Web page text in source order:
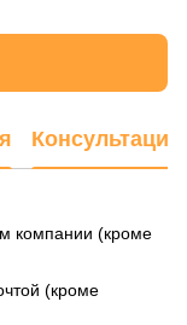
Консультация
компании (кроме
(кроме